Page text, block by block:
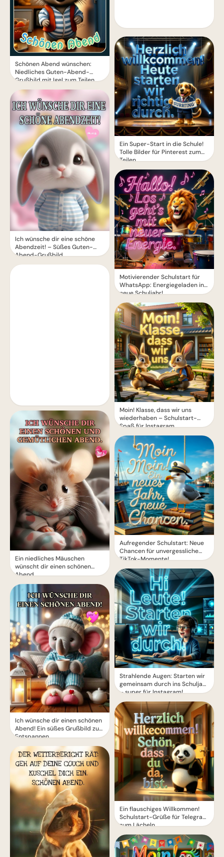
Schönen Abend wünschen:
Niedliches Guten-Abend-
Grußbild mit Igel zum Teilen
Ich wünsche dir eine schöne
Abendzeit! – Süßes Guten-
Abend-Grußbild
Ein niedliches Mäuschen
wünscht dir einen schönen
Abend
Ich wünsche dir einen schönen
Abend! Ein süßes Grußbild zum
Entspannen
Ein Super-Start in die Schule!
Tolle Bilder für Pinterest zum
Teilen.
Motivierender Schulstart für
WhatsApp: Energiegeladen ins
neue Schuljahr!
Moin! Klasse, dass wir uns
wiederhaben – Schulstart-
Spaß für Instagram
Aufregender Schulstart: Neue
Chancen für unvergessliche
TikTok-Momente!
Strahlende Augen: Starten wir
gemeinsam durch ins Schuljahr
– super für Instagram!
Ein flauschiges Willkommen!
Schulstart-Grüße für Telegram
zum Lächeln